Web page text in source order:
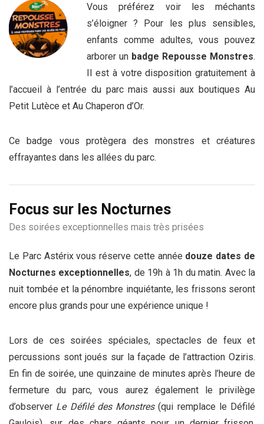
Vous préférez voir les méchants
s’éloigner ? Pour les plus sensibles,
enfants comme adultes, vous pouvez
arborer un badge Repousse Monstres.
Il est à votre disposition gratuitement à
l’accueil à l’entrée du parc mais aussi aux boutiques Au
Petit Lutèce et Au Chaperon d’Or.
Ce badge vous protègera des monstres et créatures
effrayantes dans les allées du parc.
Focus sur les Nocturnes
Des soirées exceptionnelles mais très prisées
Le Parc Astérix vous réserve cette année douze dates de
Nocturnes exceptionnelles, de 19h à 1h du matin. Avec la
nuit tombée et la pénombre inquiétante, les frissons seront
encore plus grands pour une expérience unique !
Lors de ces soirées spéciales, spectacles de feux et
percussions sont joués sur la façade de l’attraction Oziris.
En fin de soirée, une quinzaine de minutes après l’heure de
fermeture du parc, vous aurez également le privilège
d’observer Le Défilé des Monstres(qui remplace le Défilé